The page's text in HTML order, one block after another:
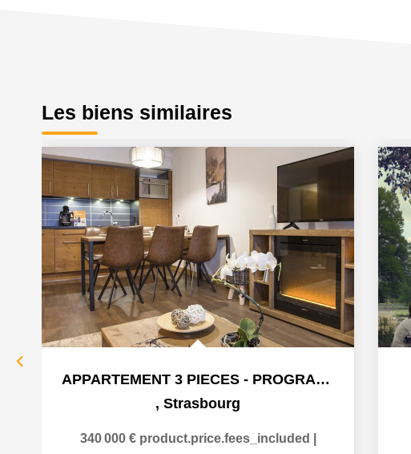
Les biens similaires
APPARTEMENT 3 PIECES - PROGRAMME QUARTIER DU DANUBE A...
, Strasbourg
340 000 € product.price.fees_included